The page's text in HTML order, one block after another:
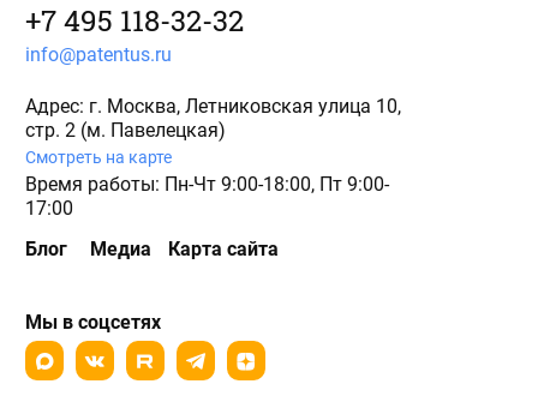
+7 495 118-32-32
info@patentus.ru
Адрес: г. Москва, Летниковская улица 10,
стр. 2 (м. Павелецкая)
Смотреть на карте
Время работы: Пн-Чт 9:00-18:00, Пт 9:00-
17:00
Блог
Медиа Карта сайта
Мы в соцсетях